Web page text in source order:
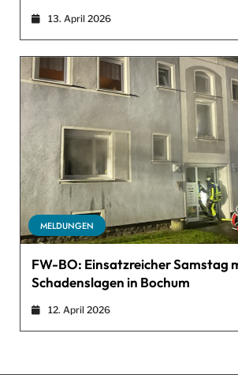
13. April 2026
MELDUNGEN
FW-BO: Einsatzreicher Samstag
Schadenslagen in Bochum
12. April 2026